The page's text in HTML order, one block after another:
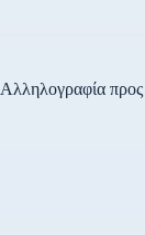
Αλληλογραφία προς